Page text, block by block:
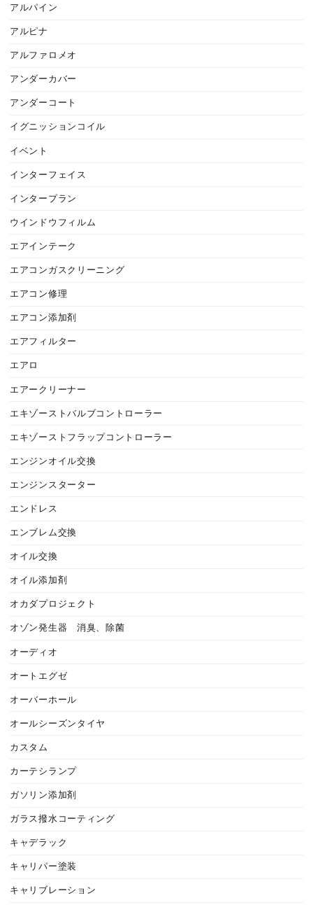
アルパイン
アルピナ
アルファロメオ
アンダーカバー
アンダーコート
イグニッションコイル
イベント
インターフェイス
インタープラン
ウインドウフィルム
エアインテーク
エアコンガスクリーニング
エアコン修理
エアコン添加剤
エアフィルター
エアロ
エアークリーナー
エキゾーストバルブコントローラー
エキゾーストフラップコントローラー
エンジンオイル交換
エンジンスターター
エンドレス
エンブレム交換
オイル交換
オイル添加剤
オカダプロジェクト
オゾン発生器 消臭、除菌
オーディオ
オートエグゼ
オーバーホール
オールシーズンタイヤ
カスタム
カーテシランプ
ガソリン添加剤
ガラス撥水コーティング
キャデラック
キャリパー塗装
キャリブレーション